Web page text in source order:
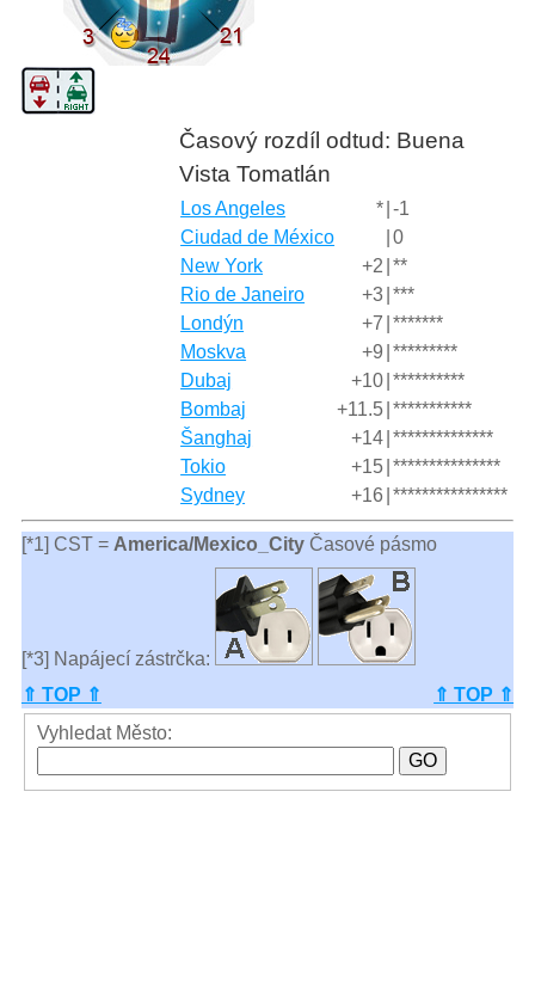
Časový rozdíl odtud: Buena
Vista Tomatlán
Los Angeles * -1
Ciudad de México
0
New York
+2 **
Rio de Janeiro
+3 ***
Londýn
+7 *******
Moskva
+9 *********
Dubaj
+10 **********
Bombaj
+11.5 ***********
Šanghaj
+14 **************
Tokio
+15 ***************
Sydney
+16 ****************
[*1] CST = America/Mexico_CityČasové pásmo
[*3] Napájecí zástrčka:
⇑ TOP ⇑
⇑ TOP ⇑
Vyhledat Město: